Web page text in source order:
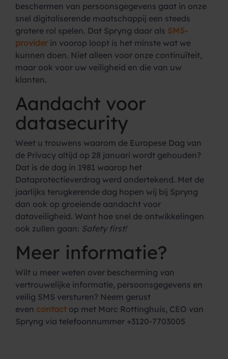
beschermen van persoonsgegevens gaat in onze
snel digitaliserende maatschappij een steeds
grotere rol spelen. Dat Spryng daar als SMS-
providerin voorop loopt is het mínste wat we
kunnen doen. Niet alleen voor onze continuïteit,
maar ook voor uw veiligheid en die van uw
klanten.
Aandacht voor
datasecurity
Weet u trouwens waarom de Europese Dag van
de Privacy altijd op 28 januari wordt gehouden?
Dat is de dag in 1981 waarop het
Dataprotectieverdrag werd ondertekend. Met de
jaarlijks terugkerende dag hopen wij bij Spryng
dan ook op groeiende aandacht voor
dataveiligheid. Want hoe snel de ontwikkelingen
ook zullen gaan: Safety first!
Meer informatie?
Wilt u meer weten over bescherming van
vertrouwelijke informatie, persoonsgegevens en
veilig SMS versturen? Neem gerust
even contact op met Marc Rottinghuis, CEO van
Spryng via telefoonnummer +3120-7703005